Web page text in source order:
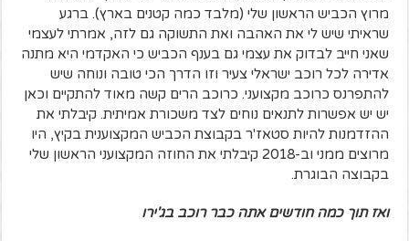
מרוץ הכביש הראשון שלי (מלבד כמה קטנים בארץ). ברגע
שראיתי שיש לי את האהבה ואת התשוקה גם לזה, אמרתי לעצמי
שאני חייב לבדוק את עצמי גם בענף הכביש כי האקדמי היא מתנה
אדירה לכל רוכב ישראלי צעיר וזו הדרך הכי טובה ונוחה שיש
להתפרנס כרוכב מקצועני. כרוכב הרים קשה מאוד להתקיים וכאן
יש יש אפשרות לתנאים נוחים לצד משכורת אמיתית. קיבלתי את
ההזדמנות להיות סטאז'ר בקבוצת הכביש המקצוענית בקיץ, היו
מרוצים ממני וב-2018 קיבלתי את החוזה המקצועני הראשון שלי
בקבוצה הבוגרת.
ואז תוך כמה חודשים אתה כבר רוכב בג'ירו